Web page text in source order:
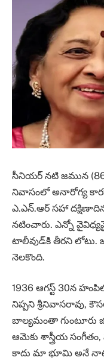
సీనియర్ నటి జమున
నివాసంలో అనారోగ్య
ఎ.ఎన్.ఆర్ సహా
నటించారు. ఎన్నో
టాలీవుడ్‌కి తీర‌ని
నెల‌కొంది.
1936 ఆగస్ట్ 30న
నిప్పని శ్రీనివాసరావు,
బాల్యమంతా గుంటూరు
ఆమెకు శాస్త్రీయ
కాదు మా భూమి అనే